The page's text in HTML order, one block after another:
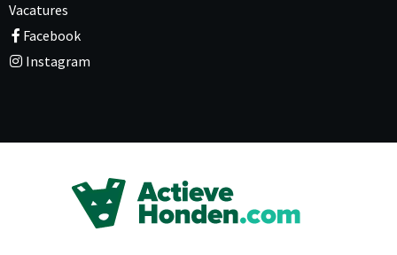
Vacatures
Facebook
Instagram